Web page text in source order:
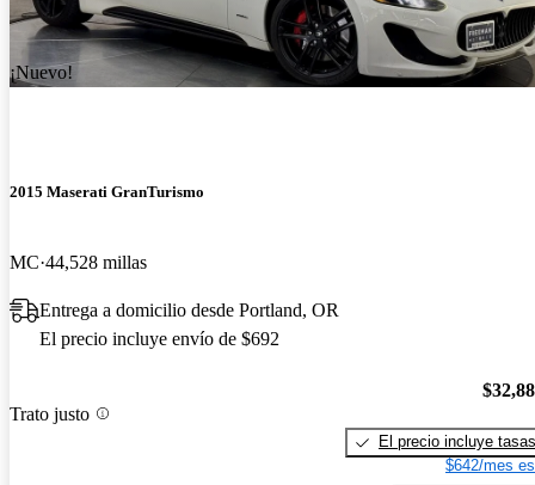
¡Nuevo!
2015 Maserati GranTurismo
MC 44,528 millas
Entrega a domicilio desde Portland, OR
El precio incluye envío de $692
Trato justo
El precio incluye tasas
$642/mes